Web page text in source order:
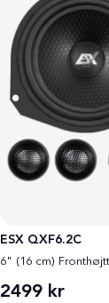
ESX QXF6.2C
6" (16 cm)
2499 kr